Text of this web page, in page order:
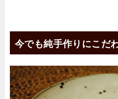
今でも純手作りにこだ